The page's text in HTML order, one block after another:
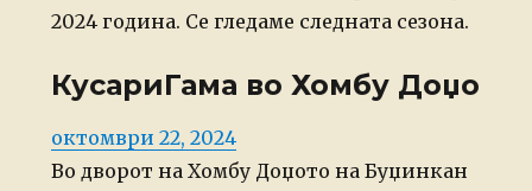
2024 година. Се гледаме следната сезона.
КусариГама во Хомбу Доџо
Posted
on
октомври 22, 2024
Во дворот на Хомбу Доџото на Буџинкан